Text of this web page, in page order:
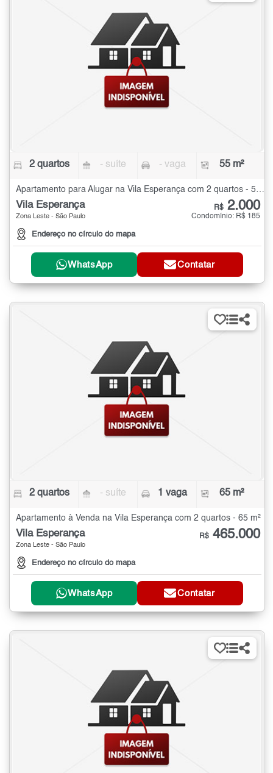
2 quartos - suíte - vaga 55 m²
Apartamento para Alugar na Vila Esperança com 2 quartos - 55 m²
Vila Esperança
Zona Leste - São Paulo
Endereço no círculo do mapa
R$ 2.000
Condomínio: R$ 185
WhatsApp Contatar
2 quartos - suíte 1 vaga 65 m²
Apartamento à Venda na Vila Esperança com 2 quartos - 65 m²
Vila Esperança
Zona Leste - São Paulo
Endereço no círculo do mapa
R$ 465.000
WhatsApp Contatar